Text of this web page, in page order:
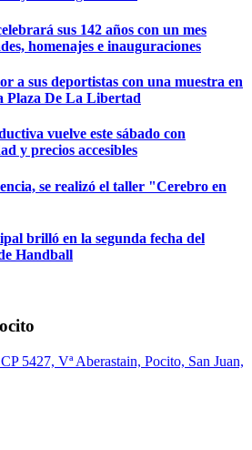
sus 142 años con un mes
homenajes e inauguraciones
a sus deportistas con una muestra en
Plaza De La Libertad
vuelve este sábado con
y precios accesibles
se realizó el taller "Cerebro en
brilló en la segunda fecha del
Handball
5427, Vª Aberastain, Pocito, San Juan,